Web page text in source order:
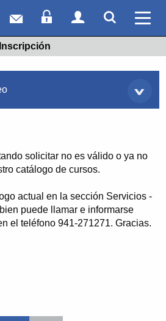
Correo webAcceso Socios
Acceso
Actual:
Inscripción
solicitar no es válido o ya no
catálogo de cursos.
actual en la sección Servicios -
puede llamar e informarse
el teléfono 941-271271. Gracias.